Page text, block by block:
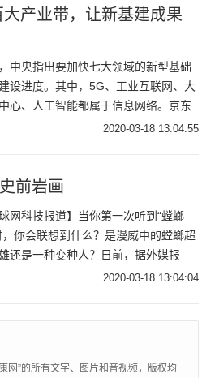
产业带，让新基建成果
中央指出要加快七大领域的新型基础
设进度。其中，5G、工业互联网、大
心、人工智能都属于信息网络。京东
将更加积极地开放资源、加大投入，全
2020-03-18 13:04:55
前岩画
球网科技报道】当你第一次听到“螳螂
，你会联想到什么？是漫威中的螳螂超
还是一种变种人？日前，据外媒报
在伊朗中部发现了一幅不同寻常的史前
2020-03-18 13:04:04
网”的所有文字、图片和音视频，版权均